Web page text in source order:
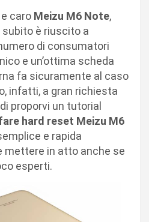
caro Meizu M6 Note,
è riuscito a
di consumatori
e un’ottima scheda
fa sicuramente al caso
infatti, a gran richiesta
proporvi un tutorial
hard reset Meizu M6
e rapida
mettere in atto anche se
esperti.